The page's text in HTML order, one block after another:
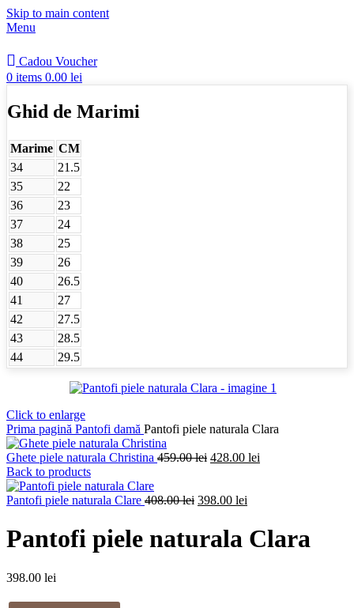
Skip to main content
Menu
Cadou Voucher
0 items 0.00 lei
Ghid de Marimi
Marime CM
34
21.5
35
22
36
23
37
24
38
25
39
26
40
26.5
41
27
42
27.5
43
28.5
44
29.5
Click to enlarge
Prima pagină Pantofi damă Pantofi piele naturala Clara
Ghete piele naturala Christina 459.00lei Prețul
fost:
428.00 lei
Back to products
Pantofi piele naturala Clare 408.00lei Prețul
fost:
398.00 lei
este:
398.00 lei.
Pantofi piele naturala Clara
398.00 lei